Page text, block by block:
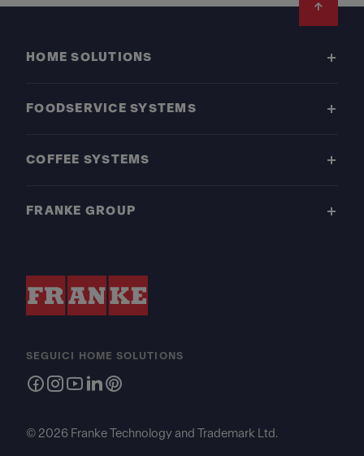
HOME SOLUTIONS
FOODSERVICE SYSTEMS
COFFEE SYSTEMS
FRANKE GROUP
SEGUICI HOME SOLUTIONS
© 2026 Franke Technology and Trademark Ltd.